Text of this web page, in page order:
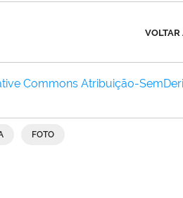
VOLTAR
Commons Atribuição-
FOTO